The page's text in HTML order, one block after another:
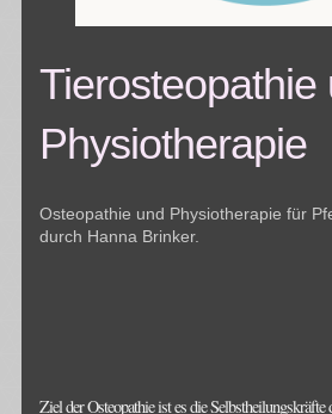
Tierosteopathie
Physiotherapie
Osteopathie und Physiotherapie für
durch Hanna Brinker.
Ziel der Osteopathie ist es die